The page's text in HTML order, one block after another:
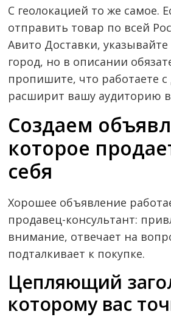
С геолокацией то же самое.
отправить товар по всей
Авито Доставки,
город, но в описании
пропишите, что работаете с
расширит вашу аудиторию в
Создаем
которое
себя
Хорошее объявление
продавец-консультант:
внимание, отвечает на
подталкивает к покупке.
Цепляющий
которому вас